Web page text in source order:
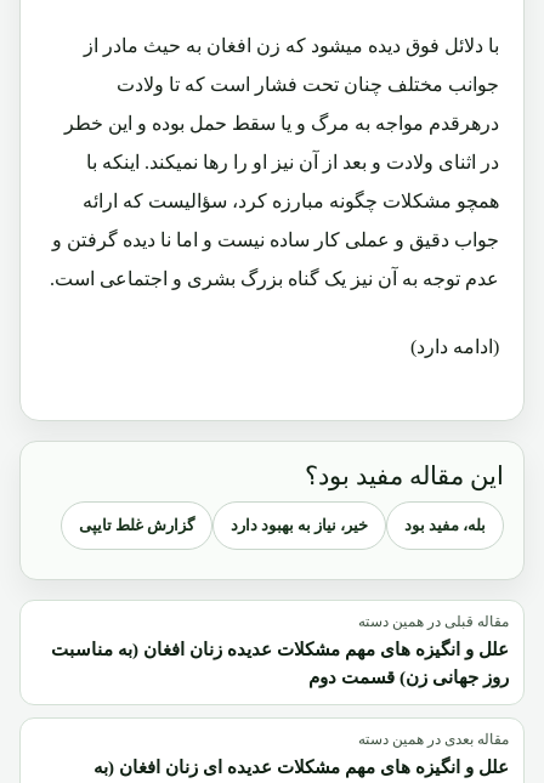
با دلائل فوق دیده میشود که زن افغان به حیث مادر از
جوانب مختلف چنان تحت فشار است که تا ولادت
درهرقدم مواجه به مرگ و یا سقط حمل بوده و این خطر
در اثنای ولادت و بعد از آن نیز او را رها نمیکند. اینکه با
همچو مشکلات چگونه مبارزه کرد، سؤالیست که ارائه
جواب دقیق و عملی کار ساده نیست و اما نا دیده گرفتن و
عدم توجه به آن نیز یک گناه بزرگ بشری و اجتماعی است.
(ادامه دارد)
این مقاله مفید بود؟
بله، مفید بود خیر، نیاز به بهبود دارد گزارش غلط تایپی
مقاله قبلی در همین دسته
علل و انگیزه های مهم مشکلات عدیده زنان افغان (به مناسبت
روز جهانی زن) قسمت دوم
مقاله بعدی در همین دسته
علل و انگیزه های مهم مشکلات عدیده ای زنان افغان (به